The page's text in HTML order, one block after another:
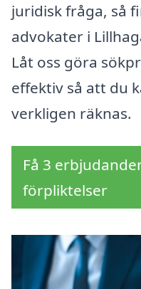
juridisk fråga, så
advokater i
Låt oss göra
effektiv så att du
verkligen räknas.
Få 3
förpliktelser